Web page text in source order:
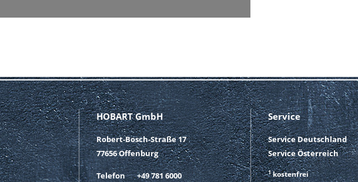
HOBART GmbH
Robert-Bosch-Straße 17
77656 Offenburg
Telefon +49 781 6000
Service
Service Deutschland
Service Österreich
1kostenfrei